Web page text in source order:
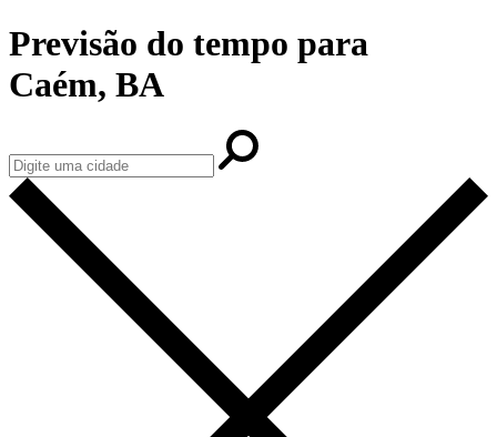
Previsão do tempo para
Caém, BA